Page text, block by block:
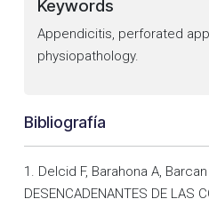
Keywords
Appendicitis, perforated
physiopathology.
Bibliografía
1. Delcid F, Barahona A, Barcan
DESENCADENANTES DE LAS